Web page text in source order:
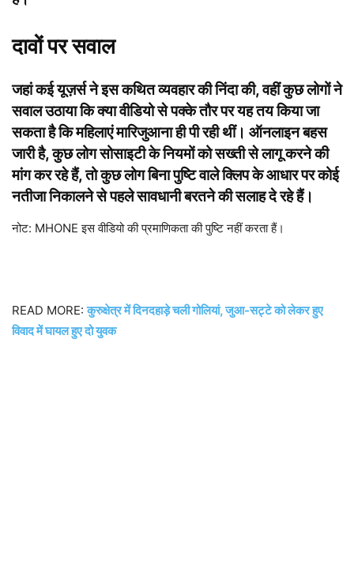
दावों पर सवाल
जहां कई यूज़र्स ने इस कथित व्यवहार की निंदा की, वहीं कुछ लोगों ने
सवाल उठाया कि क्या वीडियो से पक्के तौर पर यह तय किया जा
सकता है कि महिलाएं मारिजुआना ही पी रही थीं। ऑनलाइन बहस
जारी है, कुछ लोग सोसाइटी के नियमों को सख्ती से लागू करने की
मांग कर रहे हैं, तो कुछ लोग बिना पुष्टि वाले क्लिप के आधार पर कोई
नतीजा निकालने से पहले सावधानी बरतने की सलाह दे रहे हैं।
नोट: MHONE इस वीडियो की प्रमाणिकता की पुष्टि नहीं करता हैं।
READ MORE:कुरुक्षेत्र में दिनदहाड़े चली गोलियां, जुआ-सट्टे को लेकर हुए
विवाद में घायल हुए दो युवक